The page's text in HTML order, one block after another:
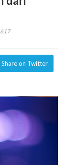
617
Share on Twitter